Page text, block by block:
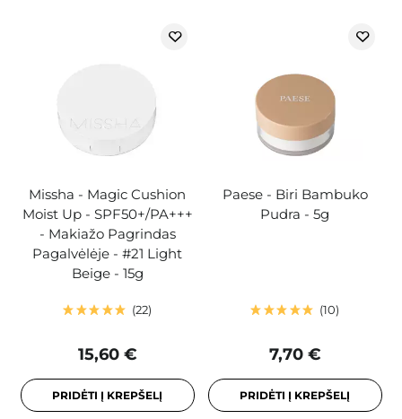
Missha - Magic Cushion
Moist Up - SPF50+/PA+++
- Makiažo Pagrindas
Pagalvėlėje - #21 Light
Beige - 15g
22
15,60 €
PRIDĖTI Į KREPŠELĮ
Paese - Biri Bambuko
Pudra - 5g
10
7,70 €
PRIDĖTI Į KREPŠELĮ